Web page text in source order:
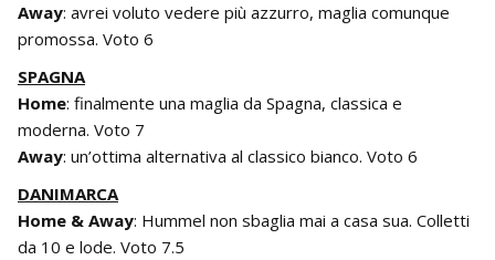
Away: avrei voluto vedere più azzurro, maglia comunque
promossa. Voto 6
SPAGNA
Home: finalmente una maglia da Spagna, classica e
moderna. Voto 7
Away: un’ottima alternativa al classico bianco. Voto 6
DANIMARCA
Home & Away: Hummel non sbaglia mai a casa sua. Colletti
da 10 e lode. Voto 7.5